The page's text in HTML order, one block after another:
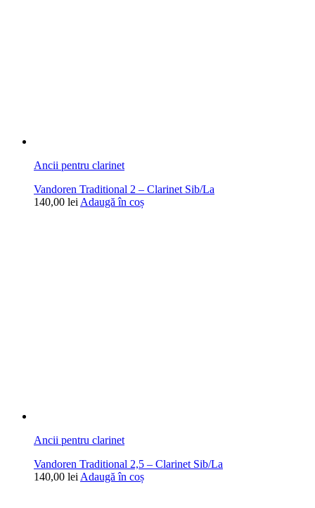
Ancii pentru clarinet
Vandoren Traditional 2 – Clarinet Sib/La
140,00 lei Adaugă în coș
Ancii pentru clarinet
Vandoren Traditional 2,5 – Clarinet Sib/La
140,00 lei Adaugă în coș